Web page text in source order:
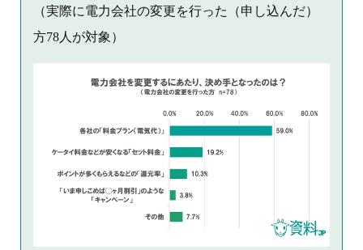
（実際に電力会社の変更を行った（申し込んだ）
方78人が対象）